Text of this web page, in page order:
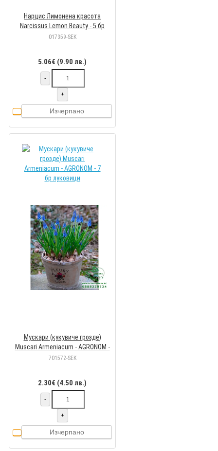
Нарцис Лимонена красота
Narcissus Lemon Beauty - 5 бр
луковици
017359-SEK
5.06€ (9.90 лв.)
-
+
Изчерпано
Мускари (кукувиче грозде)
Muscari Armeniacum - AGRONOM -
7 бр луковици
701572-SEK
2.30€ (4.50 лв.)
-
+
Изчерпано